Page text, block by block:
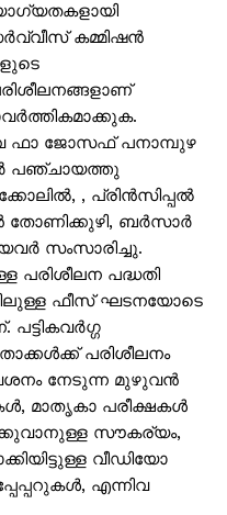
കമ്മിഷൻ
ഫാ ജോസഫ് പനാമ്പുഴ
പഞ്ചായത്തു
, പ്രിൻസിപ്പൽ
തോണിക്കുഴി, ബർസാർ
സംസാരിച്ചു.
പദ്ധതി
ഫീസ് ഘടനയോടെ
പരിശീലനം
നേടുന്ന മുഴുവൻ
മാതൃകാ പരീക്ഷകൾ
സൗകര്യം,
വീഡിയോ
എന്നിവ